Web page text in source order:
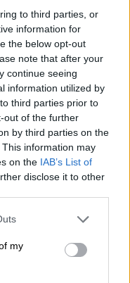
to third parties, or
information for
the below opt-out
note that after your
continue seeing
information utilized by
third parties prior to
out of the further
by third parties on the
This information may
on the IAB’s List of
disclose it to other
one or more Google
You may click to
third-party tags to
in below Google
my
η επιτροπή
πληρότητας στα
η κάλυψη μόνο
όριο τα 1000
μέτρο στο
ότι δεν έχουν
ότι είναι
συνεπώς
στους